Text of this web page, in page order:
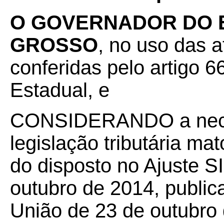
O GOVERNADOR DO
GROSSO, no uso das
conferidas pelo artigo
Estadual, e
CONSIDERANDO a
legislação tributária
do disposto no Ajuste
outubro de 2014,
União de 23 de outubro